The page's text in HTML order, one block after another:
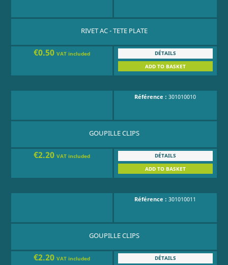
RIVET AC - TETE PLATE
€0.50VAT included
DÉTAILS
ADD TO BASKET
Référence :301010010
GOUPILLE CLIPS
€2.20VAT included
DÉTAILS
ADD TO BASKET
Référence :301010011
GOUPILLE CLIPS
€2.20VAT included
DÉTAILS